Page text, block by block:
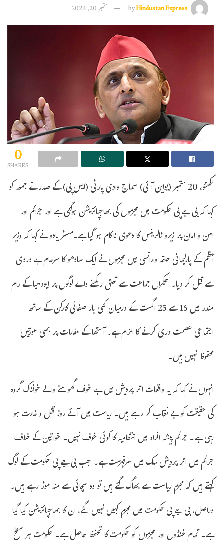
byHindustan Express ستمبر 20, 2024
0
SHARES
لکھنؤ، 20 ستمبر (یواین آئی) سماج وادی پارٹی (ایس پی) کے صدر نے جمعہ کو
کہا کہ بی جے پی حکومت میں مجرموں کی بھاجپائزیشن ہوگئی ہے اور جرائم اور
امن و امان پر زیرو ٹالرینس کا دعویٰ ناکام ہو گیا ہے۔مسٹر یادو نے کہا کہ وزیر
اعظم کے پارلیمانی حلقہ وارانسی میں مجرموں نے ایک سادھو کا سرعام بے دردی
سے قتل کر دیا۔ حکمراں جماعت سے تعلق رکھنے والے لوگوں پر ایودھیا کے رام
مندر میں 16 سے 25 اگست کے درمیان کئی بار صفائی کارکن کے ساتھ
اجتماعی عصمت دری کرنے کا الزام ہے۔ آستھا کے مقامات پر بھی عورتیں
محفوظ نہیں ہیں۔
انہوں نے کہا کہ یہ واقعات اتر پردیش میں بے خوف گھومنے والے خوفناک گروہ
کی حقیقت کو بے نقاب کر رہے ہیں۔ ریاست میں آئے روز قتل و غارت ہو
رہی ہے۔ جرائم پیشہ افراد میں انتظامیہ کا کوئی خوف نہیں۔ خواتین کے خلاف
جرائم میں اتر پردیش ملک میں سرفہرست ہے۔ جب بی جے پی حکومت کے لوگ
کہتے ہیں کہ مجرم ریاست سے بھاگ گئے ہیں تو وہ سچائی سے منہ موڑ رہے ہیں۔
دراصل، بی جے پی حکومت میں مجرم کہیں نہیں گئے، ان کا بھاجپائزیشن کیا گیا
ہے۔ تمام غنڈوں اور مجرموں کو حکومت کا تحفظ حاصل ہے۔ حکومت ہر سطح